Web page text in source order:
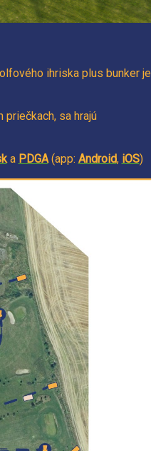
ihriska plus bunker je
sa hrajú
a PDGA(app: Android, iOS)